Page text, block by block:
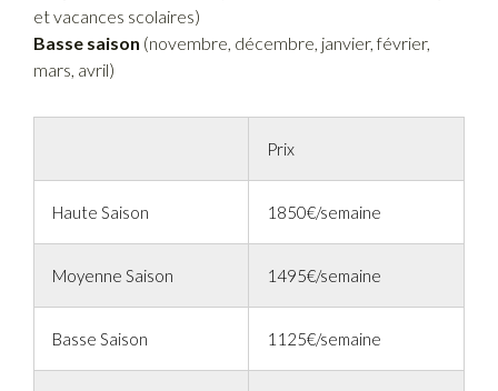
et vacances scolaires)
Basse saison (novembre, décembre, janvier, février,
mars, avril)
Prix
Haute Saison 1850€/semaine
Moyenne Saison 1495€/semaine
Basse Saison 1125€/semaine